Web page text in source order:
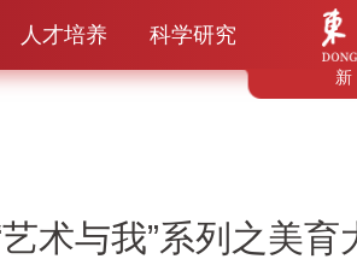
人才培养 科学研究
新
术与我”系列之美